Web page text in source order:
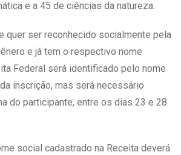
e a 45 de ciências da natureza.
quer ser reconhecido socialmente pela
e já tem o respectivo nome
Federal será identificado pelo nome
inscrição, mas será necessário
do participante, entre os dias 23 e 28
social cadastrado na Receita deverá